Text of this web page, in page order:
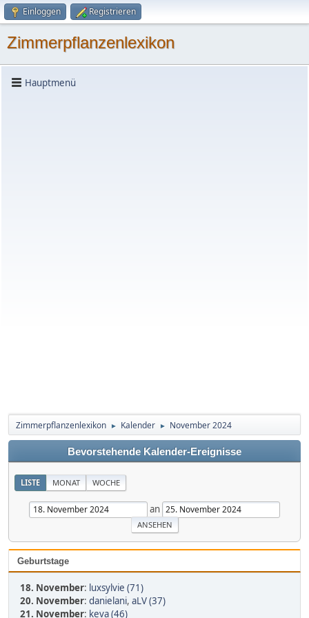
Einloggen Registrieren
Zimmerpflanzenlexikon
Hauptmenü
Zimmerpflanzenlexikon ► Kalender ► November 2024
Bevorstehende Kalender-Ereignisse
LISTE MONAT WOCHE
an
Geburtstage
18. November: luxsylvie (71)
20. November: danielani, aLV (37)
21. November: keva (46)